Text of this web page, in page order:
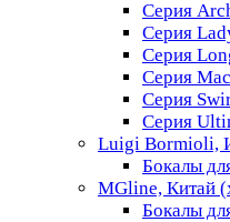
Серия
Серия
Серия
Серия
Серия
Серия
Luigi Bormioli,
Бокалы
MGline, Китай
Бокалы